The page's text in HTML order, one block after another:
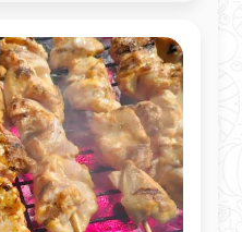
необычной подачей